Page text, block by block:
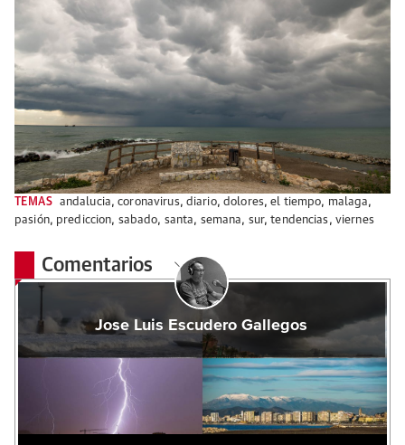
TEMAS andalucia,coronavirus, diario, dolores,el tiempo, malaga,
pasión, prediccion, sabado, santa, semana, sur,tendencias, viernes
Comentarios
Jose Luis Escudero Gallegos